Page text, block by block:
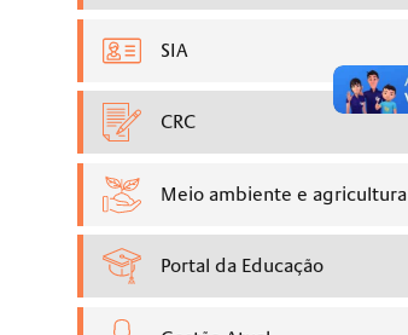
SIA
CRC
Meio ambiente e agricultura
Portal da Educação